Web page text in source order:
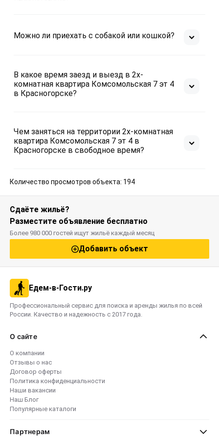
вашем конкретном случае возможно согласовать с
Бронь (оплата апартаментов) не возвратная. Бронь
может быть заморожена и использована для
арендуйте в любое время квартиру посуточно и на
длительный срок!
Можно ли приехать с собакой или кошкой?
В какое время заезд и выезд в 2х-
комнатная квартира Комсомольская 7 эт 4
в Красногорске?
Чем заняться на территории 2х-комнатная
квартира Комсомольская 7 эт 4 в
Красногорске в свободное время?
Количество просмотров объекта: 194
Сдаёте жильё?
Разместите объявление бесплатно
Более 980 000 гостей ищут жильё каждый месяц
Добавить объект
Едем-в-Гости.ру
Профессиональный сервис для поиска и аренды жилья по всей
России. Качество и надежность с 2017 года.
О сайте
О компании
Отзывы о нас
Договор оферты
Политика конфиденциальности
Наши вакансии
Наш Блог
Популярные каталоги
Партнерам